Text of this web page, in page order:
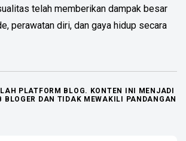
telah memberikan dampak besar
perawatan diri, dan gaya hidup secara
PLATFORM BLOG. KONTEN INI MENJADI
BLOGER DAN TIDAK MEWAKILI PANDANGAN